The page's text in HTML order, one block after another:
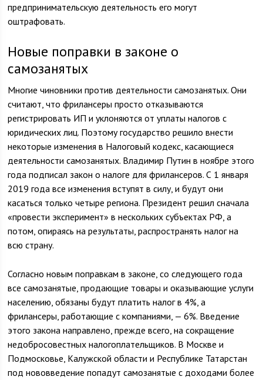
предпринимательскую деятельность его могут
оштрафовать.
Новые поправки в законе о
самозанятых
Многие чиновники против деятельности самозанятых. Они
считают, что фрилансеры просто отказываются
регистрировать ИП и уклоняются от уплаты налогов с
юридических лиц. Поэтому государство решило внести
некоторые изменения в Налоговый кодекс, касающиеся
деятельности самозанятых. Владимир Путин в ноябре этого
года подписал закон о налоге для фрилансеров. С 1 января
2019 года все изменения вступят в силу, и будут они
касаться только четыре региона. Президент решил сначала
«провести эксперимент» в нескольких субъектах РФ, а
потом, опираясь на результаты, распространять налог на
всю страну.
Согласно новым поправкам в законе, со следующего года
все самозанятые, продающие товары и оказывающие услуги
населению, обязаны будут платить налог в 4%, а
фрилансеры, работающие с компаниями, — 6%. Введение
этого закона направлено, прежде всего, на сокращение
недобросовестных налогоплательщиков. В Москве и
Подмосковье, Калужской области и Республике Татарстан
под нововведение попадут самозанятые с доходами более